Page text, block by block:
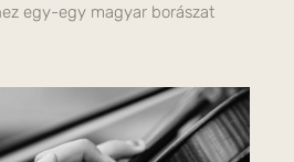
egy-egy magyar borászat